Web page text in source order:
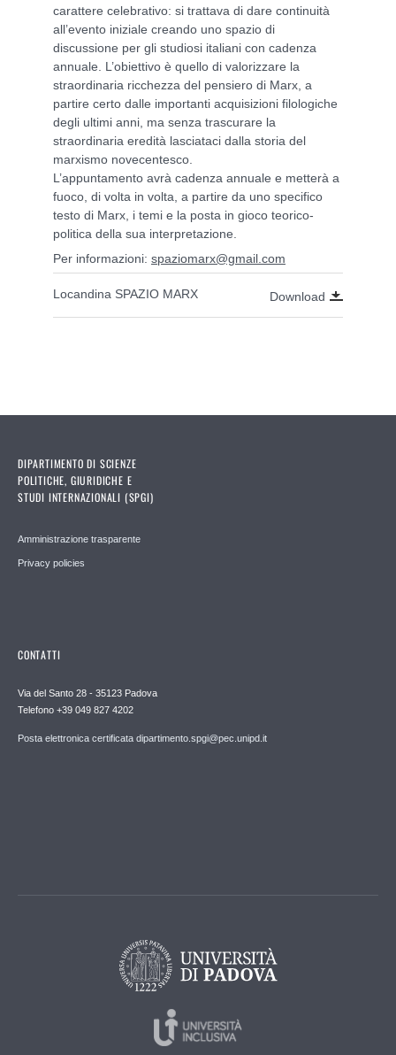
carattere celebrativo: si trattava di dare continuità
all’evento iniziale creando uno spazio di
discussione per gli studiosi italiani con cadenza
annuale. L’obiettivo è quello di valorizzare la
straordinaria ricchezza del pensiero di Marx, a
partire certo dalle importanti acquisizioni filologiche
degli ultimi anni, ma senza trascurare la
straordinaria eredità lasciataci dalla storia del
marxismo novecentesco.
L’appuntamento avrà cadenza annuale e metterà a
fuoco, di volta in volta, a partire da uno specifico
testo di Marx, i temi e la posta in gioco teorico-
politica della sua interpretazione.
Per informazioni: spaziomarx@gmail.com
Locandina SPAZIO MARX Download
DIPARTIMENTO DI SCIENZE
POLITICHE, GIURIDICHE E
STUDI INTERNAZIONALI (SPGI)
Amministrazione trasparente
Privacy policies
CONTATTI
Via del Santo 28 - 35123 Padova
Telefono +39 049 827 4202
Posta elettronica certificata dipartimento.spgi@pec.unipd.it